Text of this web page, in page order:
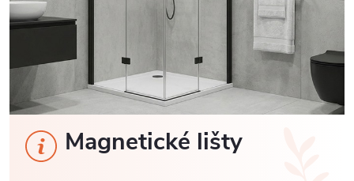
Magnetické lišty